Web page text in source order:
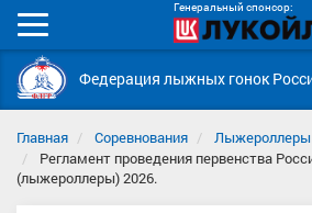
Генеральный спонсор:
Мобильное
меню
Федерация лыжных гонок
Главная Соревнования
Лыжероллеры
Регламент проведения первенства
(лыжероллеры) 2026.